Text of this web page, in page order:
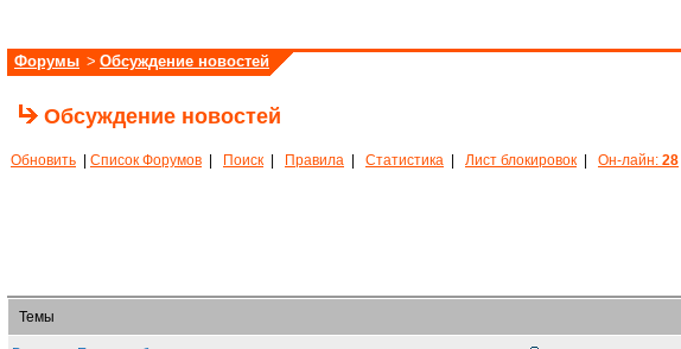
Форумы > Обсуждение новостей
Обсуждение новостей
Обновить Список Форумов Поиск Правила Статистика Лист блокировок Он-лайн: 28
Темы